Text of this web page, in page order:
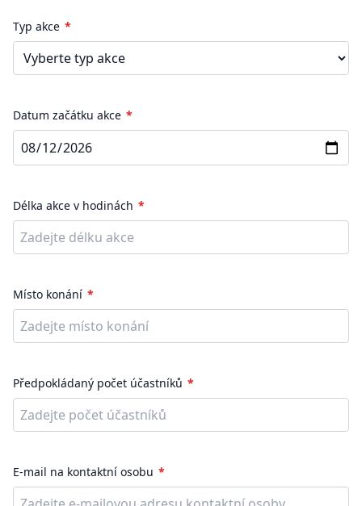
Typ akce
Datum začátku akce
Délka akce v hodinách
Místo konání
Předpokládaný počet účastníků
E-mail na kontaktní osobu